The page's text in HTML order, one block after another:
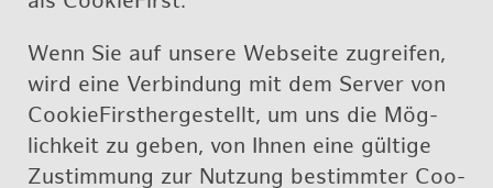
Wenn Sie auf un­se­re Web­sei­te zu­grei­fen,
wird eine Ver­bin­dung mit dem Ser­ver von
Coo­kie­First­her­ge­stellt, um uns die Mög­
lich­keit zu geben, von Ihnen eine gül­ti­ge
Zu­stim­mung zur Nut­zung be­stimm­ter Coo­